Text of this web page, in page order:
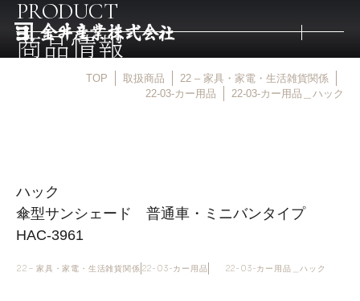
取扱メーカー
金井産業の強み
PRODUCT
商品情報
TOP 取扱商品
22 – 家具・家電・生活雑貨関係
22-03-カー用品
22-03-カー用品＿ハック
ハック
傘型サンシェード 普通車・ミニバンタイプ
HAC-3961
22 – 家具・家電・生活雑貨関係 22-03-カー用品 22-03-カー用品＿ハック